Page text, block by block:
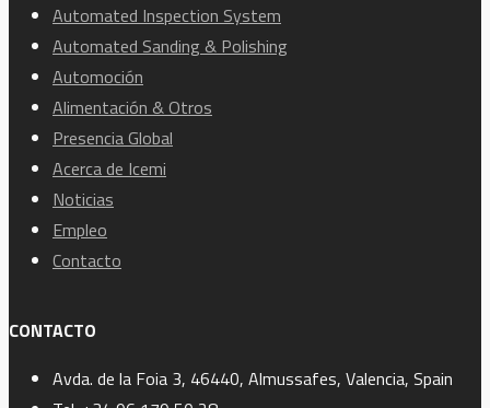
Automated Inspection System
Automated Sanding & Polishing
Automoción
Alimentación & Otros
Presencia Global
Acerca de Icemi
Noticias
Empleo
Contacto
CONTACTO
Avda. de la Foia 3, 46440, Almussafes, Valencia, Spain